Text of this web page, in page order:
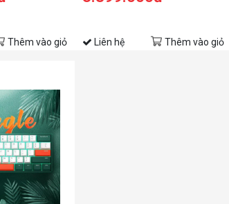
Thêm vào giỏ Liên hệ Thêm vào giỏ